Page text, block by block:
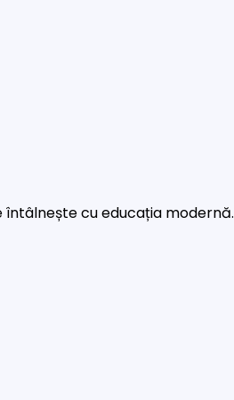
cu educația modernă.